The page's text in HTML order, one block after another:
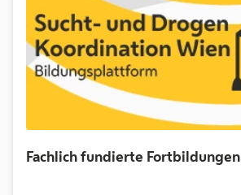
Fachlich fundierte Fortbildungen